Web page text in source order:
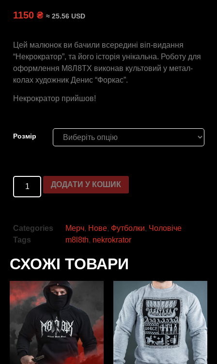
1150 ₴ ≈ 25.56 USD
Цей малюнок ви бачили всередині віп-видання
“Некрократор”, та його історія унікальна. Роботу для
оформлення М8Л8ТХ виконав культовий у метал-
колах художник Денис “Форкас”.
Некрократор прийшов!
Розмiр
ДОДАТИ У КОШИК
Categories Мерч, Нове, Футболки, Чоловіче
Tags
m8l8th, nekrokrator
СХОЖІ ТОВАРИ